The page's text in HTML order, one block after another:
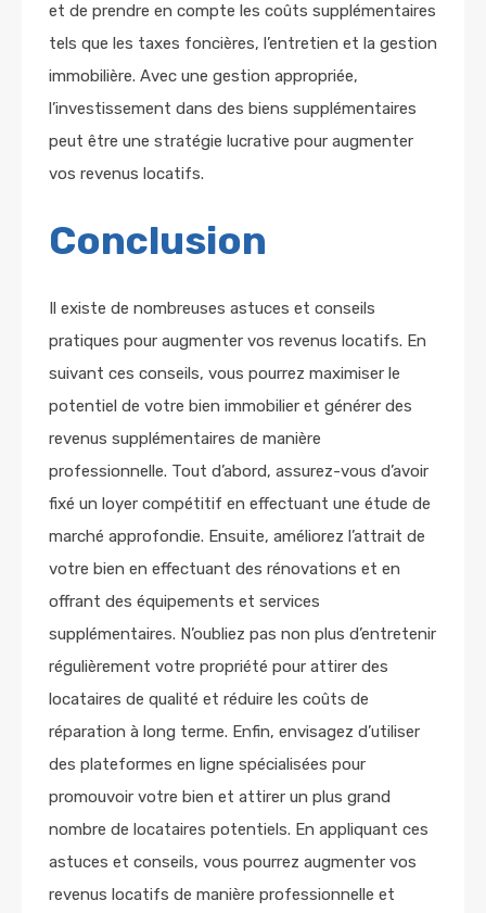
et de prendre en compte les coûts supplémentaires
tels que les taxes foncières, l’entretien et la gestion
immobilière. Avec une gestion appropriée,
l’investissement dans des biens supplémentaires
peut être une stratégie lucrative pour augmenter
vos revenus locatifs.
Conclusion
Il existe de nombreuses astuces et conseils
pratiques pour augmenter vos revenus locatifs. En
suivant ces conseils, vous pourrez maximiser le
potentiel de votre bien immobilier et générer des
revenus supplémentaires de manière
professionnelle. Tout d’abord, assurez-vous d’avoir
fixé un loyer compétitif en effectuant une étude de
marché approfondie. Ensuite, améliorez l’attrait de
votre bien en effectuant des rénovations et en
offrant des équipements et services
supplémentaires. N’oubliez pas non plus d’entretenir
régulièrement votre propriété pour attirer des
locataires de qualité et réduire les coûts de
réparation à long terme. Enfin, envisagez d’utiliser
des plateformes en ligne spécialisées pour
promouvoir votre bien et attirer un plus grand
nombre de locataires potentiels. En appliquant ces
astuces et conseils, vous pourrez augmenter vos
revenus locatifs de manière professionnelle et